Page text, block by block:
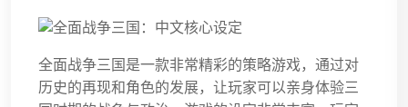
全面战争三国是一款非常精彩的策略游戏，通过对
历史的再现和角色的发展，让玩家可以亲身体验三